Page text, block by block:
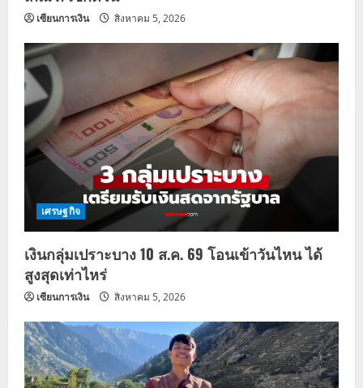
เซียนการเงิน สิงหาคม 5, 2026
เศรษฐกิจ
เงินกลุ่มเปราะบาง 10 ส.ค. 69 โอนเข้าวันไหน ได้
สูงสุดเท่าไหร่
เซียนการเงิน สิงหาคม 5, 2026